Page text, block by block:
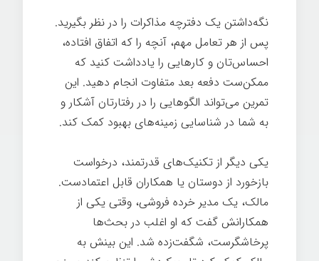
نگه‌داشتن یک دفترچه مذاکرات را در نظر بگیرید.
پس از هر تعامل مهم، آنچه را که اتفاق افتاده،
احساس‌تان و کارهایی را یادداشت کنید که
ممکن‌ست دفعه بعد متفاوت انجام دهید. این
تمرین می‌تواند الگوهایی را در رفتارتان آشکار و
به شما در شناسایی زمینه‌های بهبود کمک کند.
یکی دیگر از تکنیک‌های قدرتمند، درخواست
بازخورد از دوستان یا همکاران قابل اعتمادست.
مالک، یک مدیر خرده فروشی، وقتی یکی از
همکارانش گفت که او اغلب در بحث‌ها
پرخاشگرست، شگفت‌زده شد. این بینش به